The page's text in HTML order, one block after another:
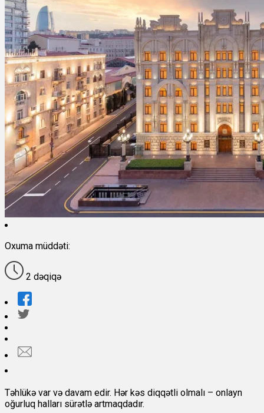
Oxuma müddəti:
2 dəqiqə
Təhlükə var və davam edir. Hər kəs diqqətli olmalı – onlayn
oğurluq halları sürətlə artmaqdadır.